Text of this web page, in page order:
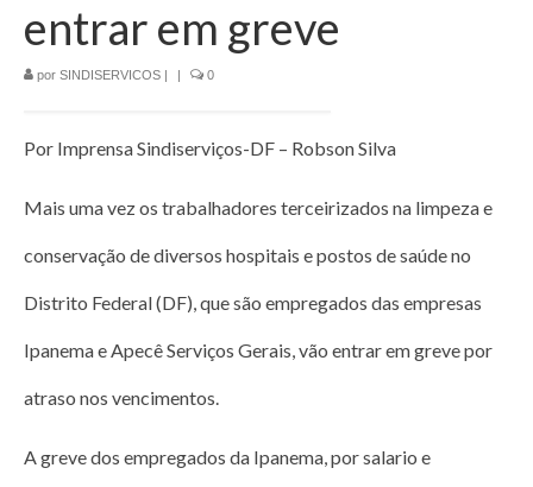
Convenções
Cartilhas
Sites Importantes
Notícias
Contato
entrar em greve
por SINDISERVICOS | | 0
Por Imprensa Sindiserviços-DF – Robson Silva
Mais uma vez os trabalhadores terceirizados na limpeza e
conservação de diversos hospitais e postos de saúde no
Distrito Federal (DF), que são empregados das empresas
Ipanema e Apecê Serviços Gerais, vão entrar em greve por
atraso nos vencimentos.
A greve dos empregados da Ipanema, por salario e